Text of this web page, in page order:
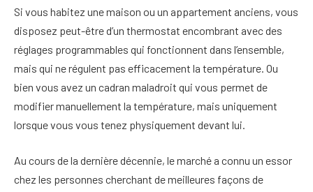
Si vous habitez une maison ou un appartement anciens, vous
disposez peut-être d’un thermostat encombrant avec des
réglages programmables qui fonctionnent dans l’ensemble,
mais qui ne régulent pas efficacement la température. Ou
bien vous avez un cadran maladroit qui vous permet de
modifier manuellement la température, mais uniquement
lorsque vous vous tenez physiquement devant lui.
Au cours de la dernière décennie, le marché a connu un essor
chez les personnes cherchant de meilleures façons de